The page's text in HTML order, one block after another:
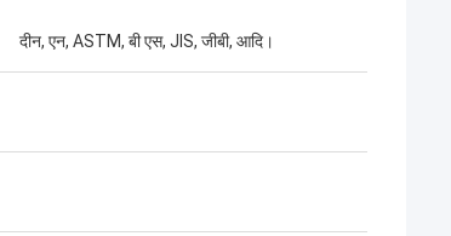
दीन, एन, ASTM, बी एस, JIS, जीबी, आदि।